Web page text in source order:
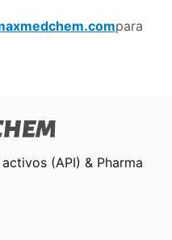
para
(API) & Pharma